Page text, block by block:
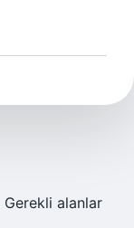
Gerekli alanlar